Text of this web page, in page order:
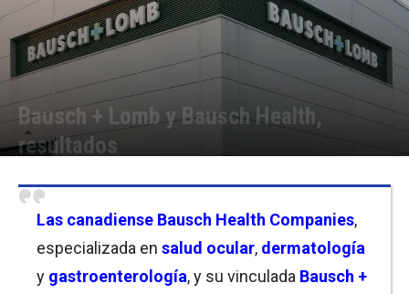
Bausch + Lomb y Bausch Health,
resultados
Las canadiense Bausch Health Companies,
especializada en salud ocular, dermatología
y gastroenterología, y su vinculada Bausch +